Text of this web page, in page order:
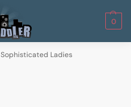
0
Sophisticated Ladies